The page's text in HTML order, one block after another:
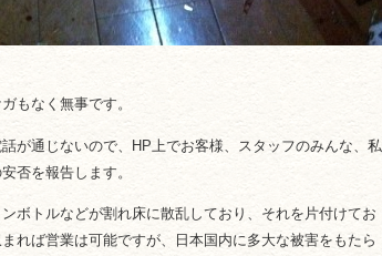
もなく無事です。
が通じないので、HP上でお客様、スタッフのみんな、私
否を報告します。
ボトルなどが割れ床に散乱しており、それを片付けてお
れば営業は可能ですが、日本国内に多大な被害をもたら